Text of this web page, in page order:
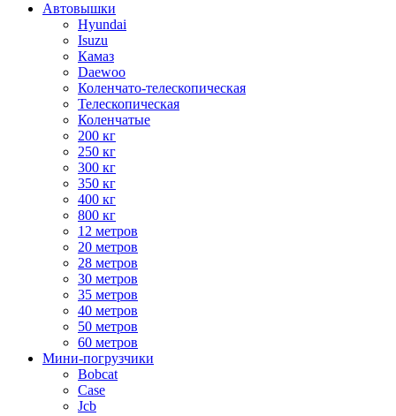
Автовышки
Hyundai
Isuzu
Камаз
Daewoo
Коленчато-телескопическая
Телескопическая
Коленчатые
200 кг
250 кг
300 кг
350 кг
400 кг
800 кг
12 метров
20 метров
28 метров
30 метров
35 метров
40 метров
50 метров
60 метров
Мини-погрузчики
Bobcat
Case
Jcb